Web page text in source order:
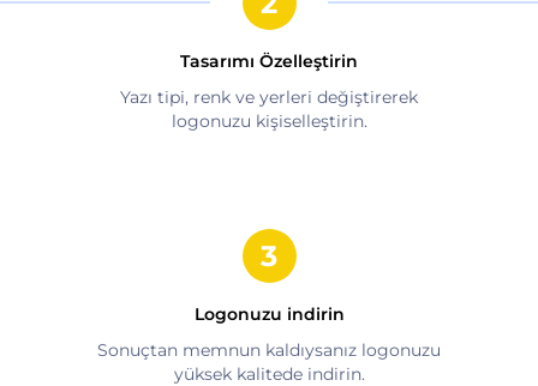
Tasarımı Özelleştirin
Yazı tipi, renk ve yerleri değiştirerek
logonuzu kişiselleştirin.
Logonuzu indirin
Sonuçtan memnun kaldıysanız logonuzu
yüksek kalitede indirin.